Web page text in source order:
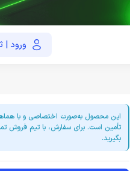
ورود |
این محصول به‌صورت اختصاصی و با
تأمین است. برای سفارش، با تیم فروش
بگیرید.